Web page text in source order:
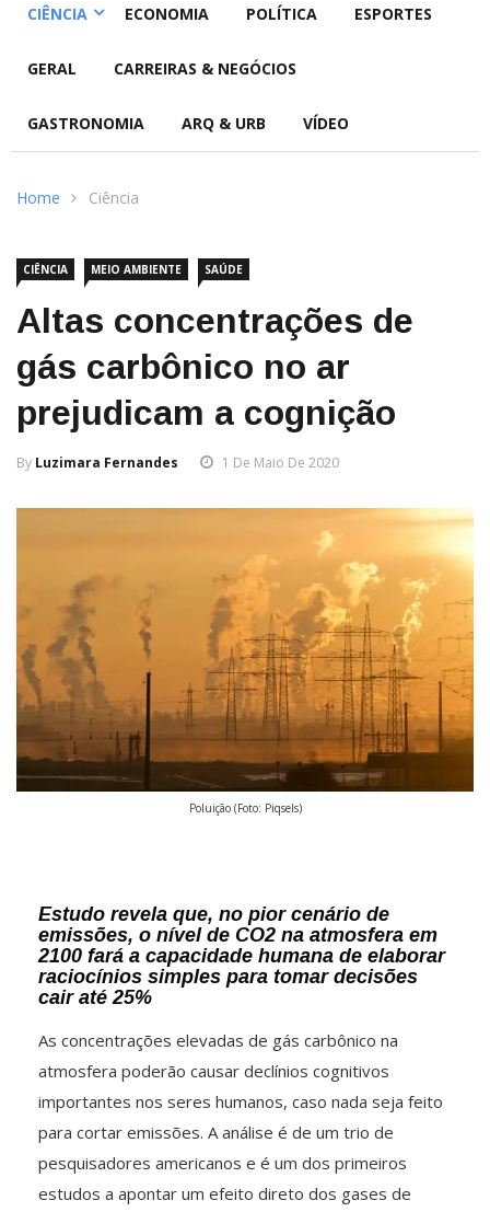
CIÊNCIA ECONOMIA POLÍTICA ESPORTES
GERAL CARREIRAS & NEGÓCIOS
GASTRONOMIA ARQ & URB VÍDEO
Home Ciência
CIÊNCIA MEIO AMBIENTE SAÚDE
Altas concentrações de
gás carbônico no ar
prejudicam a cognição
By Luzimara Fernandes 1 De Maio De 2020
Poluição (Foto: Piqsels)
Estudo revela que, no pior cenário de
emissões, o nível de CO2 na atmosfera em
2100 fará a capacidade humana de elaborar
raciocínios simples para tomar decisões
cair até 25%
As concentrações elevadas de gás carbônico na
atmosfera poderão causar declínios cognitivos
importantes nos seres humanos, caso nada seja feito
para cortar emissões. A análise é de um trio de
pesquisadores americanos e é um dos primeiros
estudos a apontar um efeito direto dos gases de